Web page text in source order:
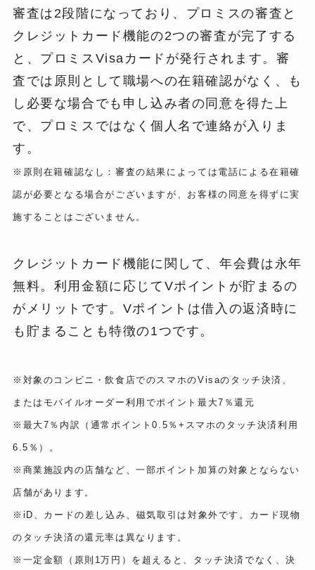
審査は2段階になっており、プロミスの審査と
クレジットカード機能の2つの審査が完了する
と、プロミスVisaカードが発行されます。審
査では原則として職場への在籍確認がなく、も
し必要な場合でも申し込み者の同意を得た上
で、プロミスではなく個人名で連絡が入りま
す。
※原則在籍確認なし：審査の結果によっては電話による在籍確
認が必要となる場合がございますが、お客様の同意を得ずに実
施することはございません。
クレジットカード機能に関して、年会費は永年
無料。利用金額に応じてVポイントが貯まるの
がメリットです。Vポイントは借入の返済時に
も貯まることも特徴の1つです。
※対象のコンビニ・飲食店でのスマホのVisaのタッチ決済、
またはモバイルオーダー利用でポイント最大7％還元
※最大7％内訳（通常ポイント0.5％+スマホのタッチ決済利用
6.5％）。
※商業施設内の店舗など、一部ポイント加算の対象とならない
店舗があります。
※iD、カードの差し込み、磁気取引は対象外です。カード現物
のタッチ決済の還元率は異なります。
※一定金額（原則1万円）を超えると、タッチ決済でなく、決